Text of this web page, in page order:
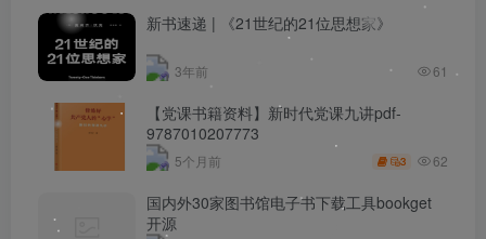
新书速递 | 《21世纪的21位思想家》
3年前 61
【党课书籍资料】新时代党课九讲pdf-
9787010207773
5个月前 3 62
国内外30家图书馆电子书下载工具bookget
开源